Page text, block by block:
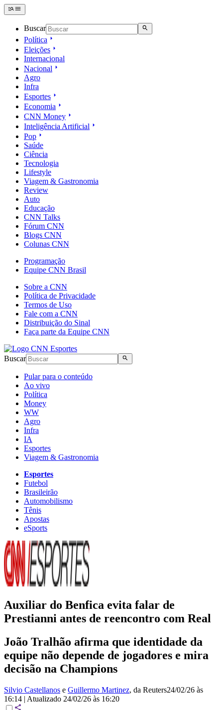
Buscar
Política
Eleições
Internacional
Nacional
Agro
Infra
Esportes
Economia
CNN Money
Inteligência Artificial
Pop
Saúde
Ciência
Tecnologia
Lifestyle
Viagem & Gastronomia
Review
Auto
Educação
CNN Talks
Fórum CNN
Blogs CNN
Colunas CNN
Programação
Equipe CNN Brasil
Sobre a CNN
Política de Privacidade
Termos de Uso
Fale com a CNN
Distribuição do Sinal
Faça parte da Equipe CNN
Buscar
Pular para o conteúdo
Ao vivo
Política
Money
WW
Agro
Infra
IA
Esportes
Viagem & Gastronomia
Esportes
Futebol
Brasileirão
Automobilismo
Tênis
Apostas
eSports
Auxiliar do Benfica evita falar de
Prestianni antes de reencontro com Real
João Tralhão afirma que identidade da
equipe não depende de jogadores e mira
decisão na Champions
Silvio Castellanos e Guillermo Martinez, da Reuters24/02/26 às
16:14 | Atualizado 24/02/26 às 16:20